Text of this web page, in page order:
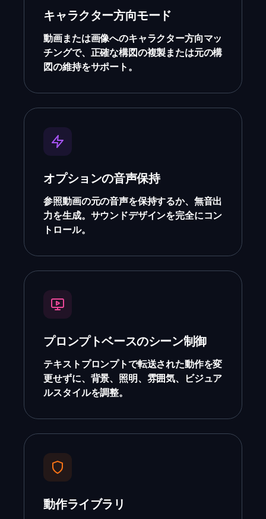
キャラクター方向モード
動画または画像へのキャラクター方向マッ
チングで、正確な構図の複製または元の構
図の維持をサポート。
オプションの音声保持
参照動画の元の音声を保持するか、無音出
力を生成。サウンドデザインを完全にコン
トロール。
プロンプトベースのシーン制御
テキストプロンプトで転送された動作を変
更せずに、背景、照明、雰囲気、ビジュア
ルスタイルを調整。
動作ライブラリ